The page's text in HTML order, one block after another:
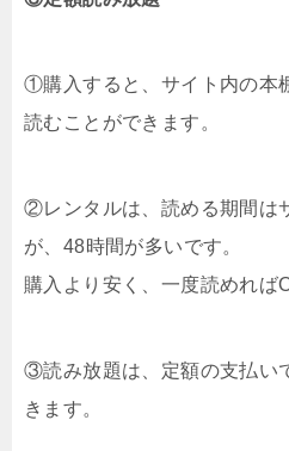
①購入すると、サイト内の本
読むことができます。
②レンタルは、読める期間は
が、48時間が多いです。
購入より安く、一度読めれば
③読み放題は、定額の支払い
きます。